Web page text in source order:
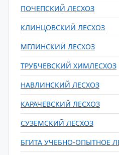
ПОЧЕПСКИЙ ЛЕСХОЗ
КЛИНЦОВСКИЙ ЛЕСХОЗ
МГЛИНСКИЙ ЛЕСХОЗ
ТРУБЧЕВСКИЙ ХИМЛЕСХОЗ
НАВЛИНСКИЙ ЛЕСХОЗ
КАРАЧЕВСКИЙ ЛЕСХОЗ
СУЗЕМСКИЙ ЛЕСХОЗ
БГИТА УЧЕБНО-ОПЫТНОЕ